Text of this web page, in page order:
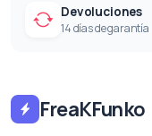
Devoluciones
14 días de garantía
FreaKFunko